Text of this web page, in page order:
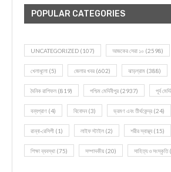
POPULAR CATEGORIES
UNCATEGORIZED (107) আজকের সেরা ১০ (2598)
খেলাধূলো (5) জেলার খবর (602) ঝাড়গ্রাম (388)
দৈনিক রাশিফল (819) পশ্চিম মেদিনীপুর (2937) পূর্ব
বন্যপ্রাণ (4) বিনোদন(3) ভ্রমণ এবং তীর্থকেন্দ্র (24)
রান্না-রেসিপী (1) লাইফ স্টাইল (2) শরীর স্বাস্থ্য (15)
শিক্ষা ব্যবস্থা (75) সম্পাদকীয় (20) সাহিত্য ও সংস্কৃতি